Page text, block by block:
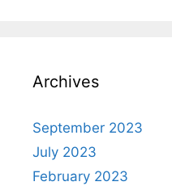
Archives
September 2023
July 2023
February 2023